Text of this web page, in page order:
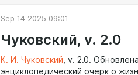
Sep 14 2025 09:01
Чуковский, v. 2.0
К. И. Чуковский , v. 2.0.
энциклопедический очерк о